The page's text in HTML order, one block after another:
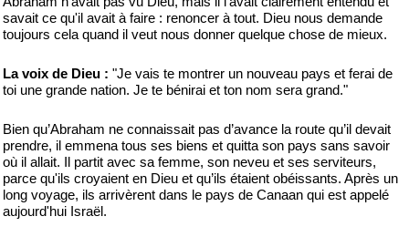
savait ce qu'il avait à faire : renoncer à tout. Dieu nous demande
toujours cela quand il veut nous donner quelque chose de mieux.
La voix de Dieu : "Je vais te montrer un nouveau pays et ferai de
toi une grande nation. Je te bénirai et ton nom sera grand."
Bien qu’Abraham ne connaissait pas d’avance la route qu’il devait
prendre, il emmena tous ses biens et quitta son pays sans savoir
où il allait. Il partit avec sa femme, son neveu et ses serviteurs,
parce qu'ils croyaient en Dieu et qu’ils étaient obéissants. Après un
long voyage, ils arrivèrent dans le pays de Canaan qui est appelé
aujourd'hui Israël.